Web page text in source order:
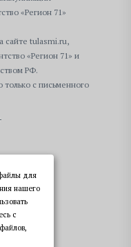
«Регион 71»
сайте tulasmi.ru,
«Регион 71» и
РФ.
с письменного
для
нашего
с